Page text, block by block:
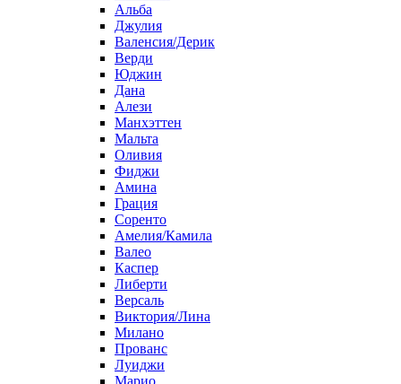
Альба
Джулия
Валенсия/Дерик
Верди
Юджин
Дана
Алези
Манхэттен
Мальта
Оливия
Фиджи
Амина
Грация
Соренто
Амелия/Камила
Валео
Каспер
Либерти
Версаль
Виктория/Лина
Милано
Прованс
Луиджи
Марио